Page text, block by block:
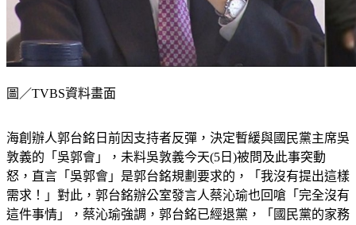
圖／TVBS資料畫面
海創辦人郭台銘日前因支持者反彈，決定暫緩與國民黨主席吳
敦義的「吳郭會」，未料吳敦義今天(5日)被問及此事突動
怒，直言「吳郭會」是郭台銘規劃要求的，「我沒有提出這樣
需求！」對此，郭台銘辦公室發言人蔡沁瑜也回嗆「完全沒有
這件事情」，蔡沁瑜強調，郭台銘已經退黨，「國民黨的家務